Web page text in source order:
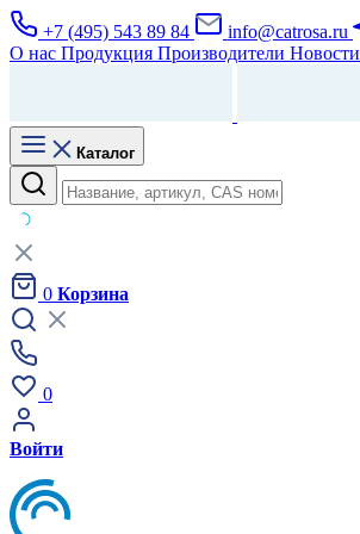
+7 (495) 543 89 84
info@catrosa.ru
О нас Продукция Производители Новости
Каталог
0 Корзина
0
Войти